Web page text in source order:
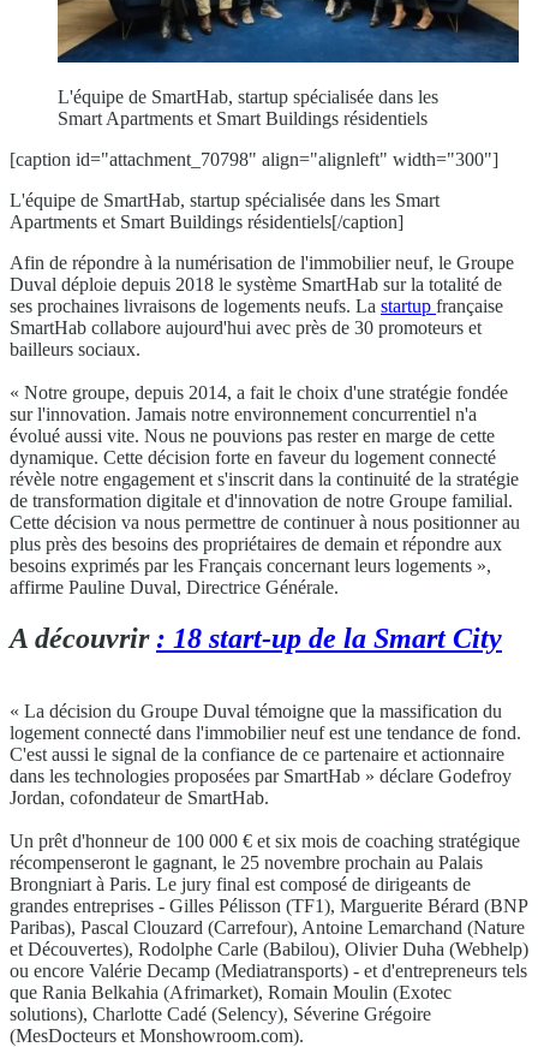
L'équipe de SmartHab, startup spécialisée dans les
Smart Apartments et Smart Buildings résidentiels
[caption id="attachment_70798" align="alignleft" width="300"]
L'équipe de SmartHab, startup spécialisée dans les Smart
Apartments et Smart Buildings résidentiels[/caption]
Afin de répondre à la numérisation de l'immobilier neuf, le Groupe
Duval déploie depuis 2018 le système SmartHab sur la totalité de
ses prochaines livraisons de logements neufs. La startup française
SmartHab collabore aujourd'hui avec près de 30 promoteurs et
bailleurs sociaux.
« Notre groupe, depuis 2014, a fait le choix d'une stratégie fondée
sur l'innovation. Jamais notre environnement concurrentiel n'a
évolué aussi vite. Nous ne pouvions pas rester en marge de cette
dynamique. Cette décision forte en faveur du logement connecté
révèle notre engagement et s'inscrit dans la continuité de la stratégie
de transformation digitale et d'innovation de notre Groupe familial.
Cette décision va nous permettre de continuer à nous positionner au
plus près des besoins des propriétaires de demain et répondre aux
besoins exprimés par les Français concernant leurs logements »,
affirme Pauline Duval, Directrice Générale.
A découvrir: 18 start-up de la Smart City
« La décision du Groupe Duval témoigne que la massification du
logement connecté dans l'immobilier neuf est une tendance de fond.
C'est aussi le signal de la confiance de ce partenaire et actionnaire
dans les technologies proposées par SmartHab » déclare Godefroy
Jordan, cofondateur de SmartHab.
Un prêt d'honneur de 100 000 € et six mois de coaching stratégique
récompenseront le gagnant, le 25 novembre prochain au Palais
Brongniart à Paris. Le jury final est composé de dirigeants de
grandes entreprises - Gilles Pélisson (TF1), Marguerite Bérard (BNP
Paribas), Pascal Clouzard (Carrefour), Antoine Lemarchand (Nature
et Découvertes), Rodolphe Carle (Babilou), Olivier Duha (Webhelp)
ou encore Valérie Decamp (Mediatransports) - et d'entrepreneurs tels
que Rania Belkahia (Afrimarket), Romain Moulin (Exotec
solutions), Charlotte Cadé (Selency), Séverine Grégoire
(MesDocteurs et Monshowroom.com).